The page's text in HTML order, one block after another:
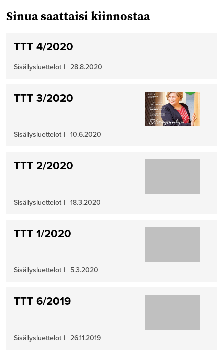
Sinua saattaisi kiinnostaa
TTT 4/2020
Sisällysluettelot | 28.8.2020
TTT 3/2020
Sisällysluettelot | 10.6.2020
TTT 2/2020
Sisällysluettelot | 18.3.2020
TTT 1/2020
Sisällysluettelot | 5.3.2020
TTT 6/2019
Sisällysluettelot | 26.11.2019